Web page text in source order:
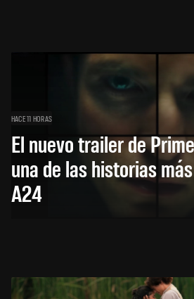
HACE 11 HORAS
El nuevo trailer de
una de las historias
A24